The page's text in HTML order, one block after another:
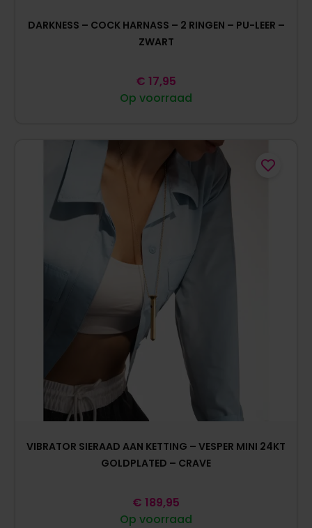
DARKNESS – COCK HARNASS – 2 RINGEN – PU-LEER –
ZWART
Op voorraad
€ 17,95
VIBRATOR SIERAAD AAN KETTING – VESPER MINI 24KT
GOLDPLATED – CRAVE
Op voorraad
€ 189,95